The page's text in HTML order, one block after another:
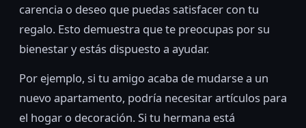
carencia o deseo que puedas satisfacer con tu
regalo. Esto demuestra que te preocupas por su
bienestar y estás dispuesto a ayudar.
Por ejemplo, si tu amigo acaba de mudarse a un
nuevo apartamento, podría necesitar artículos para
el hogar o decoración. Si tu hermana está